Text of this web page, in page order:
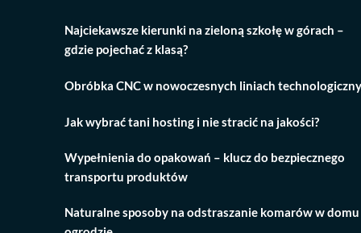
Najciekawsze kierunki na zieloną szkołę w górach –
gdzie pojechać z klasą?
Obróbka CNC w nowoczesnych liniach
Jak wybrać tani hosting i nie stracić na jakości?
Wypełnienia do opakowań – klucz do bezpiecznego
transportu produktów
Naturalne sposoby na odstraszanie komarów w domu